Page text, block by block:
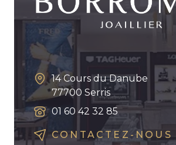
14 Cours du Danube
77700 Serris
01 60 42 32 85
CONTACTEZ-NOUS